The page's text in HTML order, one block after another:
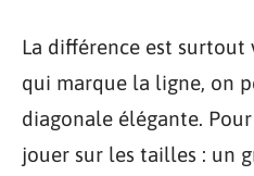
La différence est surtout
qui marque la ligne, on
diagonale élégante.
jouer sur les tailles : un